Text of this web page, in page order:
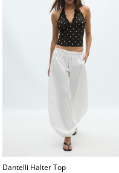
Dantelli Halter Top